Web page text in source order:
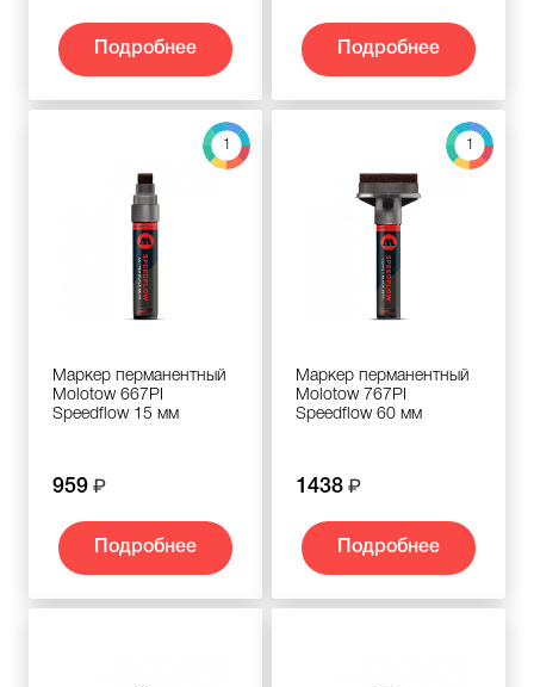
Подробнее Подробнее
1
Маркер перманентный
Molotow 667PI
Speedflow 15 мм
959
Подробнее
1
Маркер перманентный
Molotow 767PI
Speedflow 60 мм
1438
Подробнее